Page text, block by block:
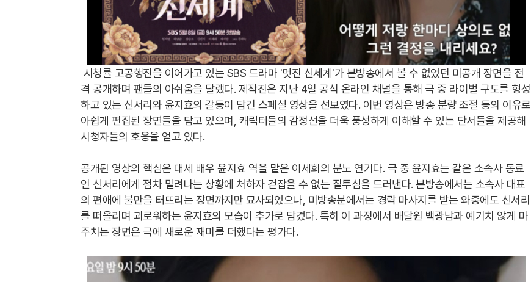
시청률 고공행진을 이어가고 있는 SBS 드라마 '멋진 신세계'가 본방송에서 볼 수 없었던 미공개 장면을 전
격 공개하며 팬들의 아쉬움을 달랬다. 제작진은 지난 4일 공식 온라인 채널을 통해 극 중 라이벌 구도를 형성
하고 있는 신서리와 윤지효의 갈등이 담긴 스페셜 영상을 선보였다. 이번 영상은 방송 분량 조절 등의 이유로
아쉽게 편집된 장면들을 담고 있으며, 캐릭터들의 감정선을 더욱 풍성하게 이해할 수 있는 단서들을 제공해
시청자들의 호응을 얻고 있다.
공개된 영상의 핵심은 대세 배우 윤지효 역을 맡은 이세희의 분노 연기다. 극 중 윤지효는 같은 소속사 동료
인 신서리에게 점차 밀려나는 상황에 처하자 걷잡을 수 없는 질투심을 드러낸다. 본방송에서는 소속사 대표
의 편애에 불만을 터뜨리는 장면까지만 묘사되었으나, 미방송분에서는 경락 마사지를 받는 와중에도 신서리
를 떠올리며 괴로워하는 윤지효의 모습이 추가로 담겼다. 특히 이 과정에서 배달원 백광남과 예기치 않게 마
주치는 장면은 극에 새로운 재미를 더했다는 평가다.